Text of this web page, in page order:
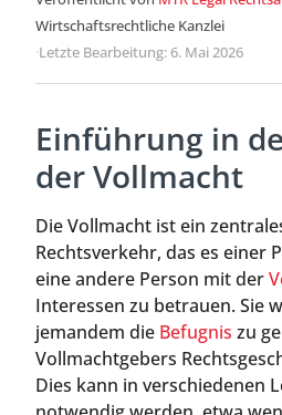
Wirtschaftsrechtliche Kanzlei
·Letzte Bearbeitung: 6. Mai 2026
Einführung in
der Vollmacht
Die Vollmacht ist ein
Rechtsverkehr, das es einer
eine andere Person mit der
Interessen zu betrauen. Sie
jemandem die Befugnis zu
Vollmachtgebers
Dies kann in verschiedenen